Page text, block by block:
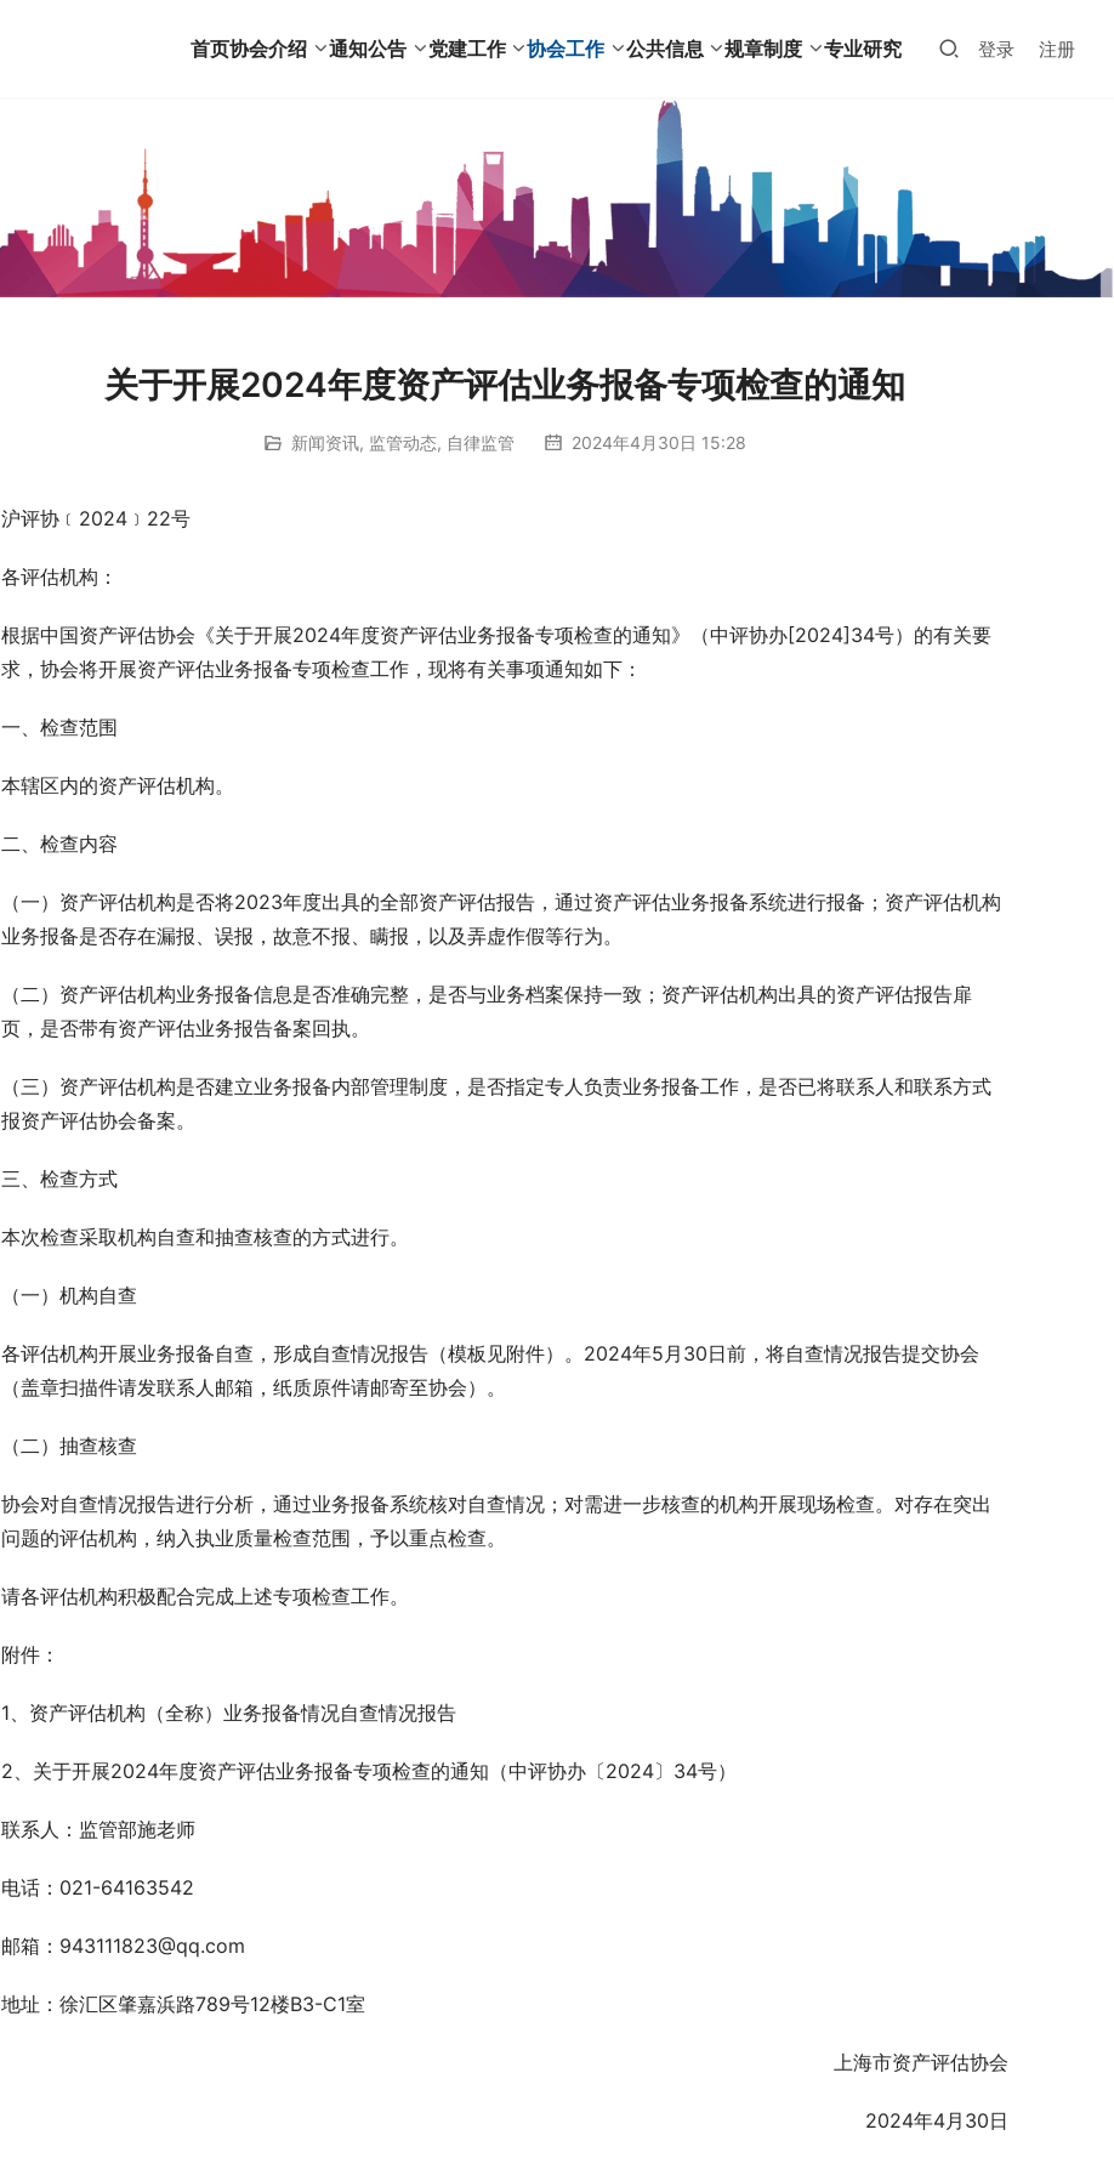
首页协会介绍 通知公告 党建工作 协会工作 公共信息 规章制度 专业研究 登录 注册
关于开展2024年度资产评估业务报备专项检查的通知
新闻资讯, 监管动态, 自律监管 2024年4月30日 15:28
沪评协﹝2024﹞22号
各评估机构：
根据中国资产评估协会《关于开展2024年度资产评估业务报备专项检查的通知》（中评协办[2024]34号）的有关要
求，协会将开展资产评估业务报备专项检查工作，现将有关事项通知如下：
一、检查范围
本辖区内的资产评估机构。
二、检查内容
（一）资产评估机构是否将2023年度出具的全部资产评估报告，通过资产评估业务报备系统进行报备；资产评估机构
业务报备是否存在漏报、误报，故意不报、瞒报，以及弄虚作假等行为。
（二）资产评估机构业务报备信息是否准确完整，是否与业务档案保持一致；资产评估机构出具的资产评估报告扉
页，是否带有资产评估业务报告备案回执。
（三）资产评估机构是否建立业务报备内部管理制度，是否指定专人负责业务报备工作，是否已将联系人和联系方式
报资产评估协会备案。
三、检查方式
本次检查采取机构自查和抽查核查的方式进行。
（一）机构自查
各评估机构开展业务报备自查，形成自查情况报告（模板见附件）。2024年5月30日前，将自查情况报告提交协会
（盖章扫描件请发联系人邮箱，纸质原件请邮寄至协会）。
（二）抽查核查
协会对自查情况报告进行分析，通过业务报备系统核对自查情况；对需进一步核查的机构开展现场检查。对存在突出
问题的评估机构，纳入执业质量检查范围，予以重点检查。
请各评估机构积极配合完成上述专项检查工作。
附件：
1、资产评估机构（全称）业务报备情况自查情况报告
2、关于开展2024年度资产评估业务报备专项检查的通知（中评协办〔2024〕34号）
联系人：监管部施老师
电话：021-64163542
邮箱：943111823@qq.com
地址：徐汇区肇嘉浜路789号12楼B3-C1室
上海市资产评估协会
2024年4月30日